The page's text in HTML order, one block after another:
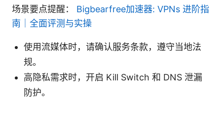
场景要点提醒： Bigbearfree加速器: VPNs 进阶指
南｜全面评测与实操
使用流媒体时，请确认服务条款，遵守当地法
规。
高隐私需求时，开启 Kill Switch 和 DNS 泄漏
防护。